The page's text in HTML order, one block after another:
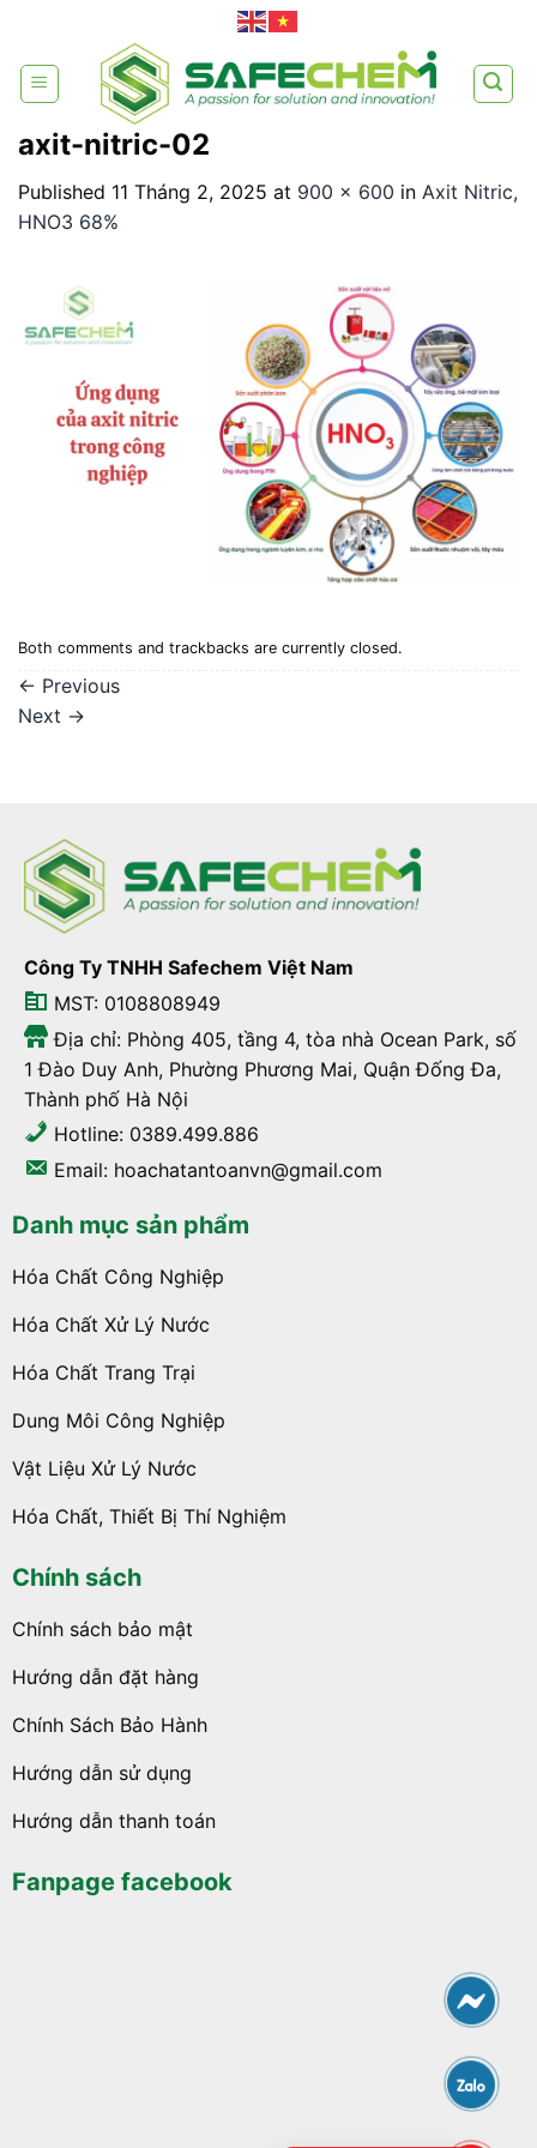
content
axit-nitric-02
Published 11 Tháng 2, 2025 at 900 × 600 in Axit Nitric,
HNO3 68%
Both comments and trackbacks are currently closed.
← Previous
Next →
Công Ty TNHH Safechem Việt Nam
MST: 0108808949
Địa chỉ: Phòng 405, tầng 4, tòa nhà Ocean Park, số
1 Đào Duy Anh, Phường Phương Mai, Quận Đống Đa,
Thành phố Hà Nội
Hotline: 0389.499.886
Email: hoachatantoanvn@gmail.com
Danh mục sản phẩm
Hóa Chất Công Nghiệp
Hóa Chất Xử Lý Nước
Hóa Chất Trang Trại
Dung Môi Công Nghiệp
Vật Liệu Xử Lý Nước
Hóa Chất, Thiết Bị Thí Nghiệm
Chính sách
Chính sách bảo mật
Hướng dẫn đặt hàng
Chính Sách Bảo Hành
Hướng dẫn sử dụng
Hướng dẫn thanh toán
Fanpage facebook